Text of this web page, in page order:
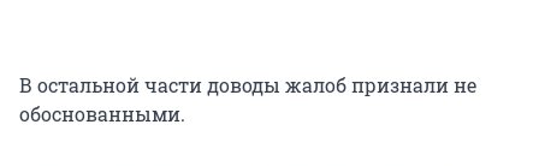
В остальной части доводы жалоб признали не
обоснованными.